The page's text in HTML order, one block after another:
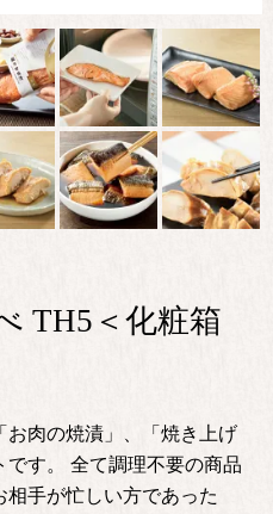
TH5＜化粧箱
肉の焼漬」、「焼き上げ
す。 全て調理不要の商品
相手が忙しい方であった